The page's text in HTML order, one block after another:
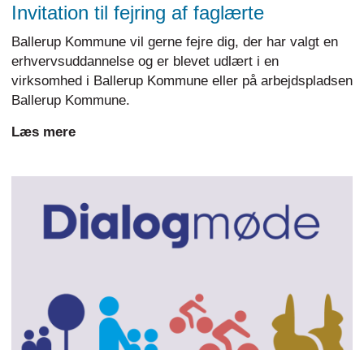
Invitation til fejring af faglærte
Ballerup Kommune vil gerne fejre dig, der har valgt en
erhvervsuddannelse og er blevet udlært i en
virksomhed i Ballerup Kommune eller på arbejdspladsen
Ballerup Kommune.
Læs mere